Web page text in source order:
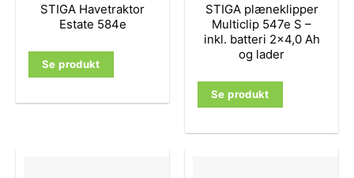
STIGA Havetraktor
Estate 584e
Se produkt
STIGA plæneklipper
Multiclip 547e S –
inkl. batteri 2×4,0 Ah
og lader
Se produkt